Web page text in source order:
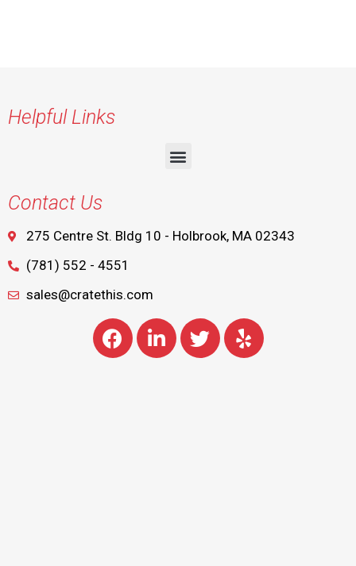
Helpful Links
Contact Us
275 Centre St. Bldg 10 - Holbrook, MA 02343
(781) 552 - 4551
sales@cratethis.com